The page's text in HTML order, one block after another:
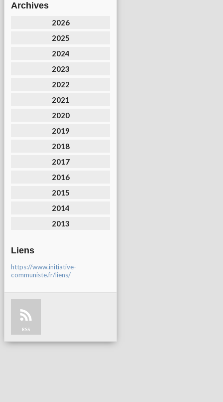
Archives
2026
2025
2024
2023
2022
2021
2020
2019
2018
2017
2016
2015
2014
2013
Liens
https://www.initiative-
communiste.fr/liens/
RSS